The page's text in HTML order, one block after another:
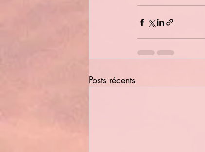
Posts récents